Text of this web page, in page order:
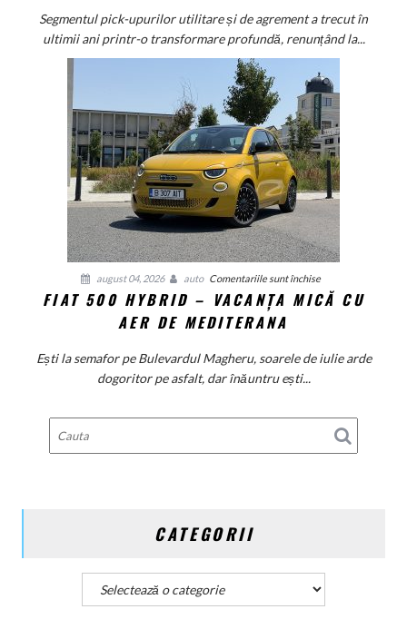
sub
lupă:
de
bătaie
japonez
învață
bunele
maniere
pe
Segmentul pick-upurilor utilitare și de agrement a trecut în
ultimii ani printr-o transformare profundă, renunțând la...
august 04, 2026 auto Comentariile sunt închisepentru
Fiat
–
cu
de
FIAT 500 HYBRID – VACANȚA MICĂ CU
AER DE MEDITERANA
Ești la semafor pe Bulevardul Magheru, soarele de iulie arde
dogoritor pe asfalt, dar înăuntru ești...
CATEGORII
Categorii